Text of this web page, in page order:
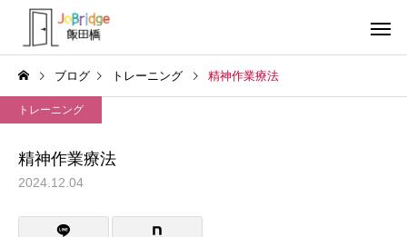
ブログ トレーニング 精神作業療法
トレーニング
精神作業療法
2024.12.04